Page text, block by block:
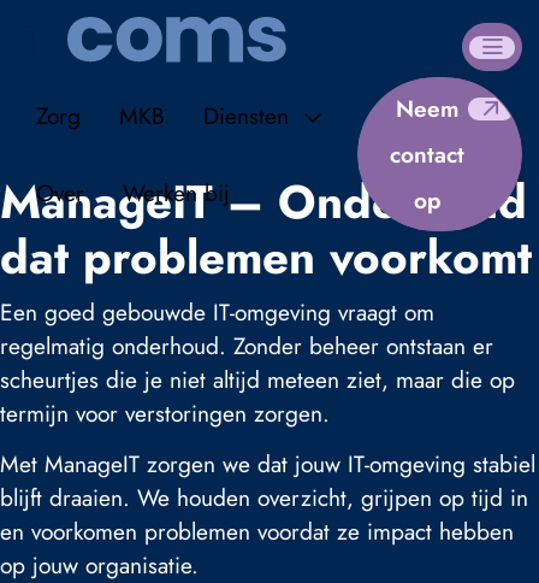
Zorg MKB Diensten
Over Werken bij
Neem
contact
op
ManageIT – Onderhoud
dat problemen voorkomt
Een goed gebouwde IT-omgeving vraagt om
regelmatig onderhoud. Zonder beheer ontstaan er
scheurtjes die je niet altijd meteen ziet, maar die op
termijn voor verstoringen zorgen.
Met ManageIT zorgen we dat jouw IT-omgeving stabiel
blijft draaien. We houden overzicht, grijpen op tijd in
en voorkomen problemen voordat ze impact hebben
op jouw organisatie.